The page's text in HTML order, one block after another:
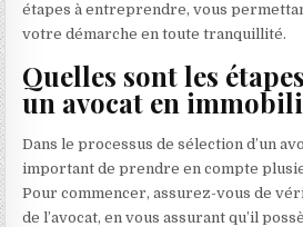
étapes à entreprendre, vous
votre démarche en toute tranquillité.
Quelles sont les
un avocat en
Dans le processus de sélection d’un
important de prendre en compte
Pour commencer, assurez-vous de
de l’avocat, en vous assurant qu’il